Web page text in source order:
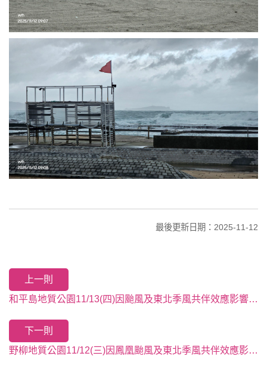
最後更新日期：2025-11-12
上一則
和平島地質公園11/13(四)因颱風及東北季風共伴效應影響，預警性關閉沙灘及水域
下一則
野柳地質公園11/12(三)因鳳凰颱風及東北季風共伴效應影響，第一區燭台石景觀區暫時封閉不開放